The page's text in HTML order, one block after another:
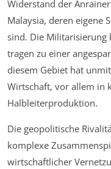
Widerstand der
Malaysia, deren eigene
sind. Die Militarisierung
tragen zu einer
diesem Gebiet hat
Wirtschaft, vor allem in
Halbleiterproduktion.
Die geopolitische
komplexe
wirtschaftlicher